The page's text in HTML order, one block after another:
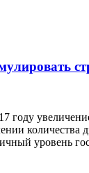
году
уровень